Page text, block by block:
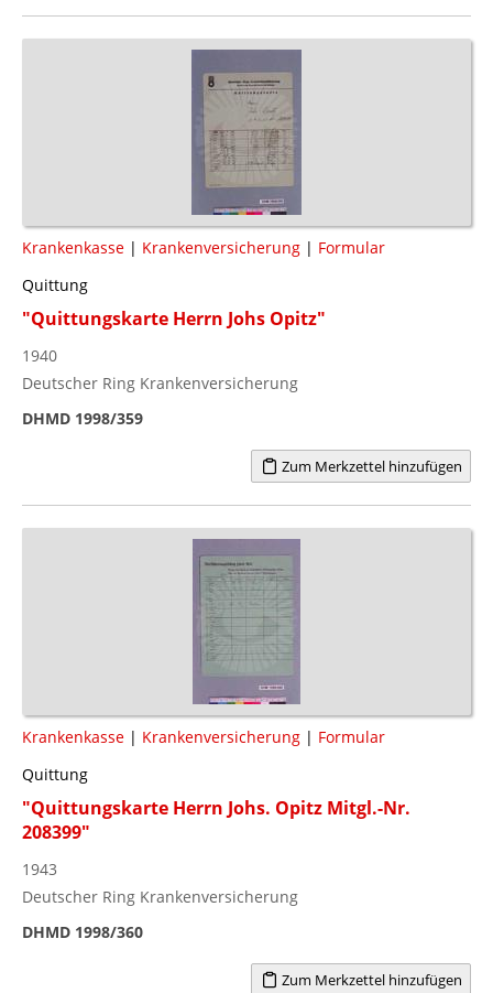
Krankenkasse | Krankenversicherung | Formular
Quittung
"Quittungskarte Herrn Johs Opitz"
1940
Deutscher Ring Krankenversicherung
DHMD 1998/359
Zum Merkzettel hinzufügen
Krankenkasse | Krankenversicherung | Formular
Quittung
"Quittungskarte Herrn Johs. Opitz Mitgl.-Nr.
208399"
1943
Deutscher Ring Krankenversicherung
DHMD 1998/360
Zum Merkzettel hinzufügen